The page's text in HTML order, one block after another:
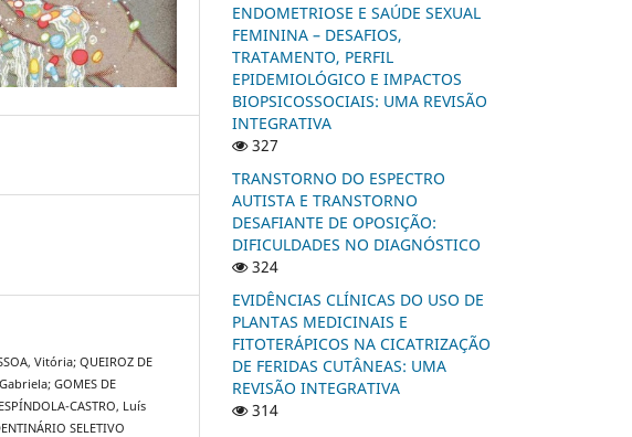
Vitória; QUEIROZ DE
GOMES DE
CASTRO, Luís
SELETIVO
ENDOMETRIOSE E SAÚDE SEXUAL
FEMININA – DESAFIOS,
TRATAMENTO, PERFIL
EPIDEMIOLÓGICO E IMPACTOS
BIOPSICOSSOCIAIS: UMA REVISÃO
INTEGRATIVA
327
TRANSTORNO DO ESPECTRO
AUTISTA E TRANSTORNO
DESAFIANTE DE OPOSIÇÃO:
DIFICULDADES NO DIAGNÓSTICO
324
EVIDÊNCIAS CLÍNICAS DO USO DE
PLANTAS MEDICINAIS E
FITOTERÁPICOS NA CICATRIZAÇÃO
DE FERIDAS CUTÂNEAS: UMA
REVISÃO INTEGRATIVA
314